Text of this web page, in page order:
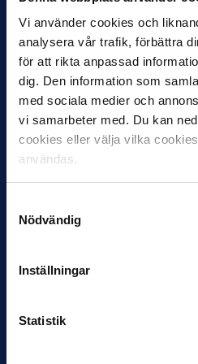
Vi använder cookies och
analysera vår trafik, förbättra
för att rikta anpassad
dig. Den information som
med sociala medier och
vi samarbeter med. Du kan
cookies eller välja vilka
användas.
Nödvändig
Inställningar
Statistik
omöjlighet. Dessutom skulle
beredd att betala xx-xx
match’ om alla andra
TV-sändas direkt.”
Trots tvivlet lyckades Lagrell
Canal+ fortsatte att sända
veckan och där Com Hem
grundabonnemang, betalade
den ville se. På den här tiden
Många vinnare
rättigheterna för Fotbollskväll
i utbyte mot att man anslöt
skulle sändas från arenorna